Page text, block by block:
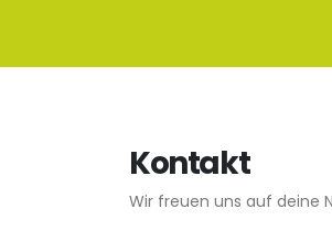
Kontakt
Wir freuen uns auf deine